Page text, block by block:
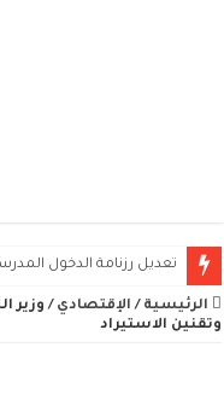
تعديل رزنامة الدخول المدرسي 2026-2027 في الجزائر.. هذه هي المواعيد
الرئيسية / الإقتصادي / وزير
وتقنين الاستيراد